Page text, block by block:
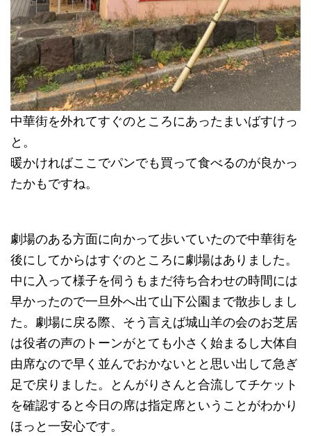
中華街を外れてすぐのところにあったまいばすけっ
と。
暖かければここでパンでも買って食べるのが良かっ
たかもですね。
劇場のある方面に向かって歩いていたので中華街を
後にしてからはすぐのところに劇場はありました。
中に入って様子を伺うもまだ待ち合わせの時間には
早かったので一旦外へ出て山下公園まで散歩しまし
た。劇場に戻る際、そう言えば城山羊の会のお芝居
は役者の声のトーンがとても小さく始まるし大体自
由席なので早く並んでおかないとと思い出して急ぎ
足で戻りました。とんがりさんと合流してチケット
を確認すると今日の席は指定席ということがわかり
ほっと一安心です。